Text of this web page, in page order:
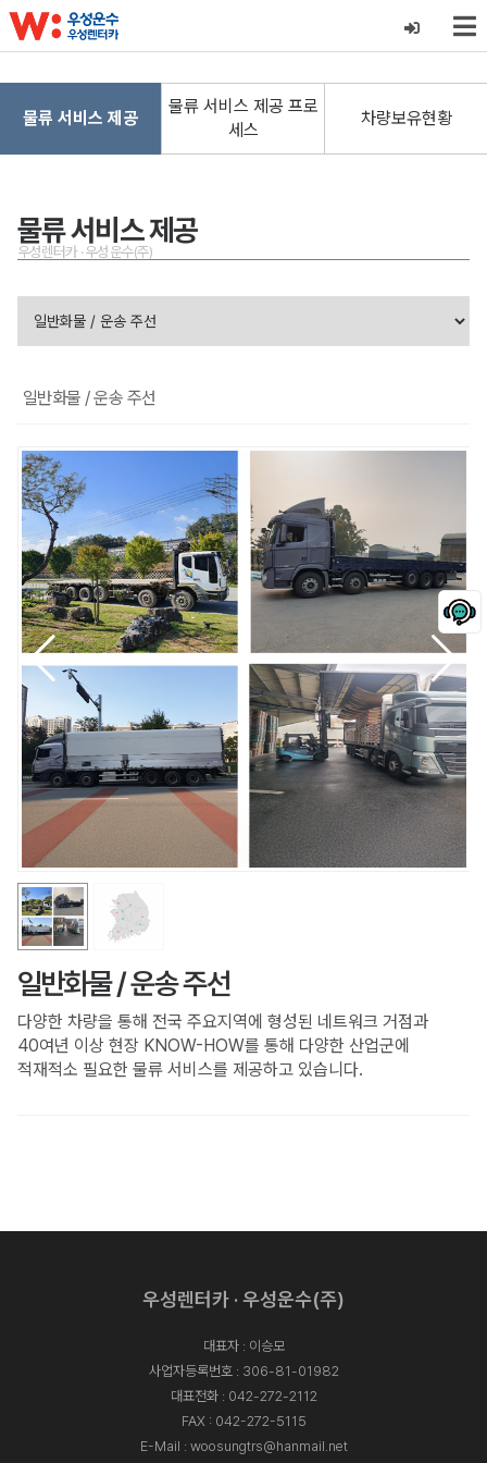
물류 서비스 제공
물류 서비스 제공 프로
세스
차량보유현황
물류 서비스 제공
우성렌터카 · 우성운수(주)
일반화물 / 운송 주선
일반화물 / 운송 주선
다양한 차량을 통해 전국 주요지역에 형성된 네트워크 거점과
40여년 이상 현장 KNOW-HOW를 통해 다양한 산업군에
적재적소 필요한 물류 서비스를 제공하고 있습니다.
우성렌터카 · 우성운수(주)
대표자 : 이승모
사업자등록번호 : 306-81-01982
대표전화 : 042-272-2112
FAX : 042-272-5115
E-Mail : woosungtrs@hanmail.net